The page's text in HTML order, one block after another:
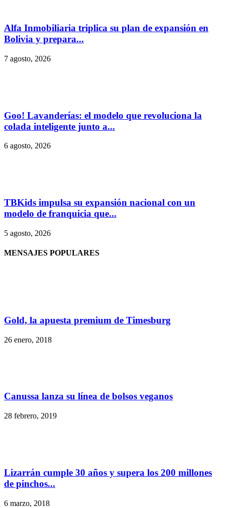
Alfa Inmobiliaria triplica su plan de expansión en
Bolivia y prepara...
7 agosto, 2026
Goo! Lavanderías: el modelo que revoluciona la
colada inteligente junto a...
6 agosto, 2026
TBKids impulsa su expansión nacional con un
modelo de franquicia que...
5 agosto, 2026
MENSAJES POPULARES
Gold, la apuesta premium de Timesburg
26 enero, 2018
Canussa lanza su línea de bolsos veganos
28 febrero, 2019
Lizarrán cumple 30 años y supera los 200 millones
de pinchos...
6 marzo, 2018